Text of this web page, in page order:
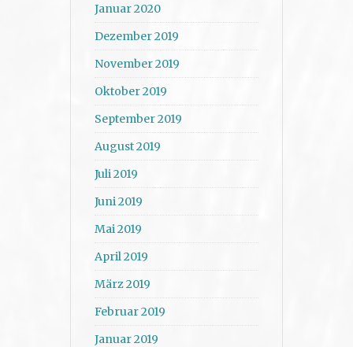
Januar 2020
Dezember 2019
November 2019
Oktober 2019
September 2019
August 2019
Juli 2019
Juni 2019
Mai 2019
April 2019
März 2019
Februar 2019
Januar 2019